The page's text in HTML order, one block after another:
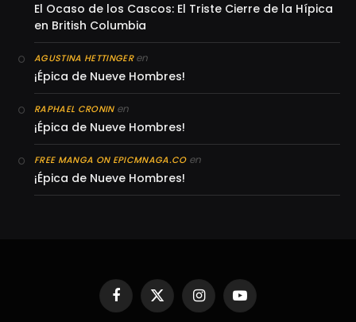
El Ocaso de los Cascos: El Triste Cierre de la Hípica
en British Columbia
AGUSTINA HETTINGERen
¡Épica de Nueve Hombres!
RAPHAEL CRONINen
¡Épica de Nueve Hombres!
FREE MANGA ON EPICMNAGA.COen
¡Épica de Nueve Hombres!
Facebook
X
(Twitter)
InstagramYouTube